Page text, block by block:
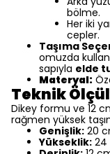
bölme.
Her iki
cepler.
Taşıma
omuzda
sapıyla elde
Materyal:
Teknik
Dikey formu ve 12
rağmen yüksek
Genişlik: 20
Yükseklik: 24